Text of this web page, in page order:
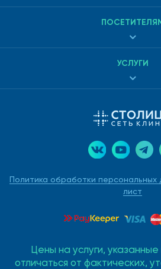
Политика обработки персональных
лист
УСЛУГИ
Цены на услуги, указанные
отличаться от фактических,